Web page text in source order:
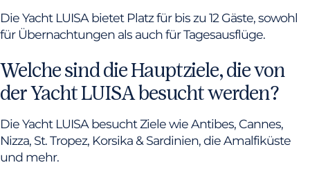
Die Yacht LUISA bietet Platz für bis zu 12 Gäste, sowohl
für Übernachtungen als auch für Tagesausflüge.
Welche sind die Hauptziele, die von
der Yacht LUISA besucht werden?
Die Yacht LUISA besucht Ziele wie Antibes, Cannes,
Nizza, St. Tropez, Korsika & Sardinien, die Amalfiküste
und mehr.